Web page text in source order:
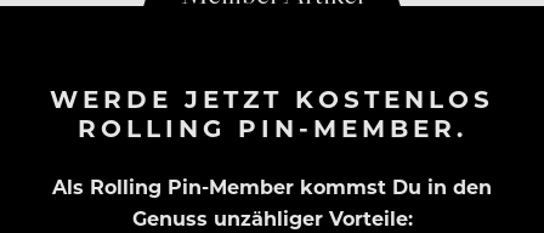
WERDE JETZT KOSTENLOS
ROLLING PIN-MEMBER.
Als Rolling Pin-Member kommst Du in den
Genuss unzähliger Vorteile: